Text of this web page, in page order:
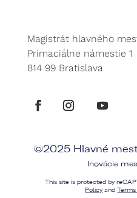
Magistrát hlavného
Primaciálne námestie 1
814 99 Bratislava
©2025 Hlavné
Inovácie
This site is protected by
Policy and